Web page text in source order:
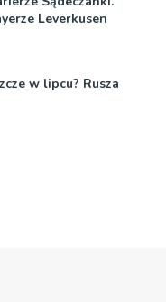
Leverkusen
w lipcu? Rusza